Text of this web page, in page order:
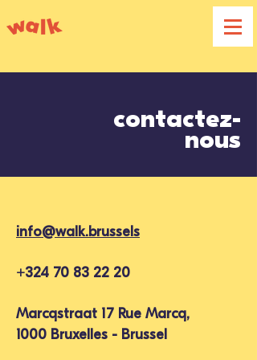
contactez-
nous
info@walk.brussels
+324 70 83 22 20
Marcqstraat 17 Rue Marcq,
1000 Bruxelles - Brussel